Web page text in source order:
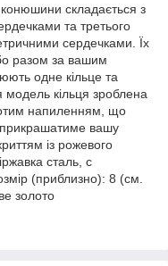
складається з
та третього
сердечками. Їх
разом за вашим
одне кільце та
кільця зроблена
напиленням, що
прикрашатиме вашу
із рожевого
сталь, с
(приблизно): 8 (см.
золото